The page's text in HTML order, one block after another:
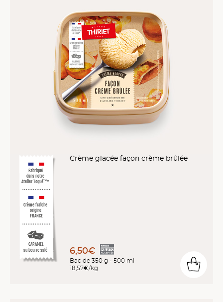
Fabriqué
dans notre
Atelier Toqué™*
Crème fraîche
origine
FRANCE
CARAMEL
au beurre salé
Crème glacée façon crème brûlée
6,50€
Bac de 350 g - 500 ml
18,57€/kg